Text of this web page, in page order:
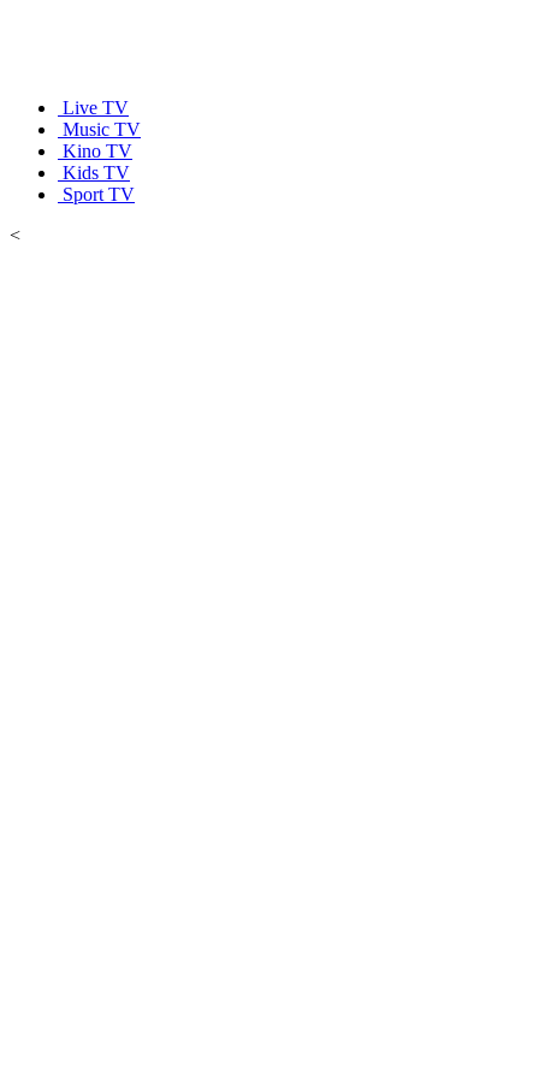
Live TV
Music TV
Kino TV
Kids TV
Sport TV
<